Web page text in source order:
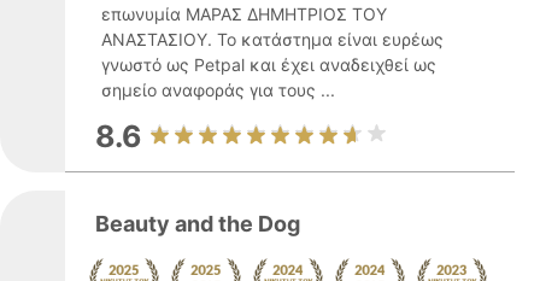
επωνυμία ΜΑΡΑΣ ΔΗΜΗΤΡΙΟΣ ΤΟΥ
ΑΝΑΣΤΑΣΙΟΥ. Το κατάστημα είναι ευρέως
γνωστό ως Petpal και έχει αναδειχθεί ως
σημείο αναφοράς για τους ...
8.6
Beauty and the Dog